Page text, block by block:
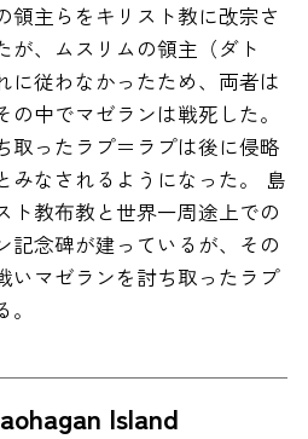
領主らをキリスト教に改宗さ
が、ムスリムの領主（ダト
に従わなかったため、両者は
中でマゼランは戦死した。
取ったラプ＝ラプは後に侵略
みなされるようになった。 島
ト教布教と世界一周途上での
記念碑が建っているが、その
いマゼランを討ち取ったラプ
Island